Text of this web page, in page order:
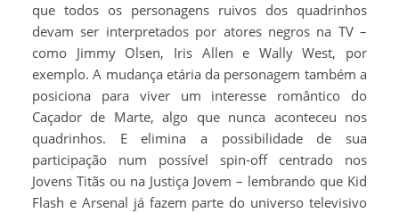
que todos os personagens ruivos dos quadrinhos
devam ser interpretados por atores negros na TV –
como Jimmy Olsen, Iris Allen e Wally West, por
exemplo. A mudança etária da personagem também a
posiciona para viver um interesse romântico do
Caçador de Marte, algo que nunca aconteceu nos
quadrinhos. E elimina a possibilidade de sua
participação num possível spin-off centrado nos
Jovens Titãs ou na Justiça Jovem – lembrando que Kid
Flash e Arsenal já fazem parte do universo televisivo